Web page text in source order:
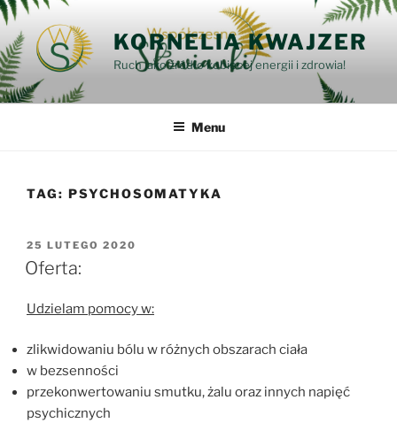
Przejdź
do
treści
KORNELIA KWAJZER
Ruch jako źródło kobiecej energii i zdrowia!
Menu
TAG: PSYCHOSOMATYKA
OPUBLIKOWANE
W
25 LUTEGO 2020
Oferta:
Udzielam pomocy w:
zlikwidowaniu bólu w różnych obszarach ciała
w bezsenności
przekonwertowaniu smutku, żalu oraz innych napięć
psychicznych